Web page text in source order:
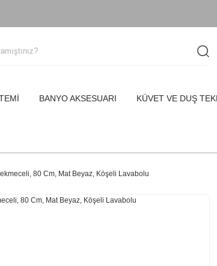
BANYO AKSESUARI KÜVET VE DUŞ
80 Cm, Mat Beyaz, Köşeli Lavabolu